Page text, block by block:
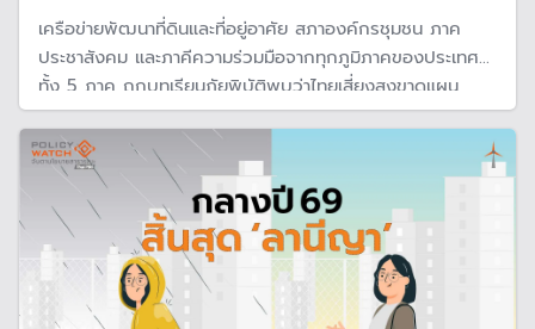
เครือข่ายพัฒนาที่ดินและที่อยู่อาศัย สภาองค์กรชุมชน ภาค
ประชาสังคม และภาคีความร่วมมือจากทุกภูมิภาคของประเทศ
ทั้ง 5 ภาค ถกบทเรียนภัยพิบัติพบว่าไทยเสี่ยงสูงขาดแผน
จัดการรับมือ เสนอชุมชนมีส่วนร่วมจัดการ โดย World
Riskindex วัดความเสี่ยง ความเปราะบาง และความสามารถใน
การรับมือภัยพิบัติต่าง ๆ ไทยติดอันดับ 24